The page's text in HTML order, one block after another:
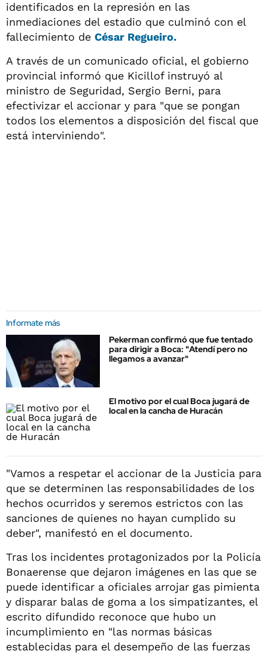
identificados en la represión en las
inmediaciones del estadio que culminó con el
fallecimiento de César Regueiro.
A través de un comunicado oficial, el gobierno
provincial informó que Kicillof instruyó al
ministro de Seguridad, Sergio Berni, para
efectivizar el accionar y para "que se pongan
todos los elementos a disposición del fiscal que
está interviniendo".
Informate más
Pekerman confirmó que fue tentado
para dirigir a Boca: "Atendí pero no
llegamos a avanzar"
El motivo por el cual Boca jugará de
local en la cancha de Huracán
"Vamos a respetar el accionar de la Justicia para
que se determinen las responsabilidades de los
hechos ocurridos y seremos estrictos con las
sanciones de quienes no hayan cumplido su
deber", manifestó en el documento.
Tras los incidentes protagonizados por la Policía
Bonaerense que dejaron imágenes en las que se
puede identificar a oficiales arrojar gas pimienta
y disparar balas de goma a los simpatizantes, el
escrito difundido reconoce que hubo un
incumplimiento en "las normas básicas
establecidas para el desempeño de las fuerzas